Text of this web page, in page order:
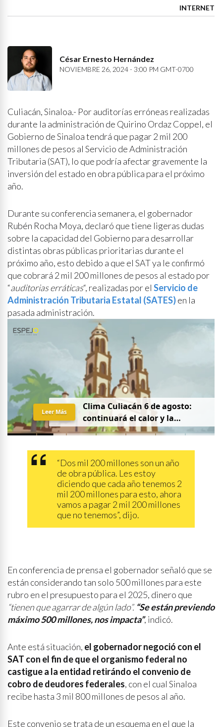
INTERNET
César Ernesto Hernández
NOVIEMBRE 26, 2024 - 3:00 PM GMT-0700
Culiacán, Sinaloa.- Por auditorías erróneas realizadas
durante la administración de Quirino Ordaz Coppel, el
Gobierno de Sinaloa tendrá que pagar 2 mil 200
millones de pesos al Servicio de Administración
Tributaria (SAT), lo que podría afectar gravemente la
inversión del estado en obra pública para el próximo
año.
Durante su conferencia semanera, el gobernador
Rubén Rocha Moya, declaró que tiene ligeras dudas
sobre la capacidad del Gobierno para desarrollar
distintas obras públicas prioritarias durante el
próximo año, esto debido a que el SAT ya le confirmó
que cobrará 2 mil 200 millones de pesos al estado por
“auditorias erráticas“, realizadas por el Servicio de
Administración Tributaria Estatal (SATES)en la
pasada administración.
Clima Culiacán 6 de agosto:
continuará el calor y la
probabilidad de lluvia
Leer Más
“Dos mil 200 millones son un año
de obra pública. Les estoy
diciendo que cada año tenemos 2
mil 200 millones para esto, ahora
vamos a pagar 2 mil 200 millones
que no tenemos”, dijo.
En conferencia de prensa el gobernador señaló que se
están considerando tan solo 500 millones para este
rubro en el presupuesto para el 2025, dinero que
“tienen que agarrar de algún lado”. “Se están previendo
máximo 500 millones, nos impacta”, indicó.
Ante está situación, el gobernador negoció con el
SAT con el fin de que el organismo federal no
castigue a la entidad retirándo el convenio de
cobro de deudores federales, con el cual Sinaloa
recibe hasta 3 mil 800 millones de pesos al año.
Este convenio se trata de un esquema en el que la